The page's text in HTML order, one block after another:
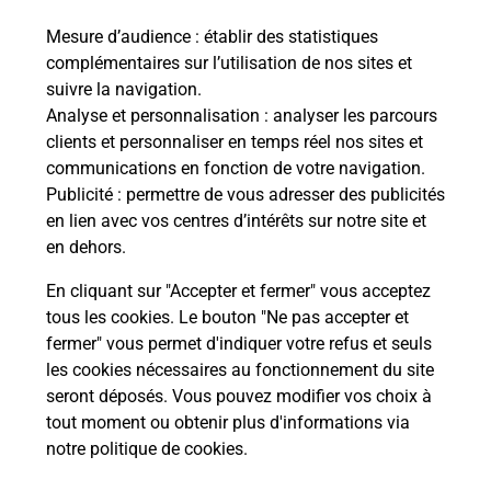
Mesure d’audience : établir des statistiques
complémentaires sur l’utilisation de nos sites et
suivre la navigation.
Analyse et personnalisation : analyser les parcours
clients et personnaliser en temps réel nos sites et
communications en fonction de votre navigation.
Publicité : permettre de vous adresser des publicités
en lien avec vos centres d’intérêts sur notre site et
en dehors.
En cliquant sur "Accepter et fermer" vous acceptez
tous les cookies. Le bouton "Ne pas accepter et
fermer" vous permet d'indiquer votre refus et seuls
les cookies nécessaires au fonctionnement du site
seront déposés. Vous pouvez modifier vos choix à
tout moment ou obtenir plus d'informations via
notre politique de cookies.
Comment avoir les résultats du code
de la route ?
Combien de temps dure l'examen du
code de la route ?
Comment s'inscrire au code de la
route ?
Combien de fautes pour le code de la
route ?